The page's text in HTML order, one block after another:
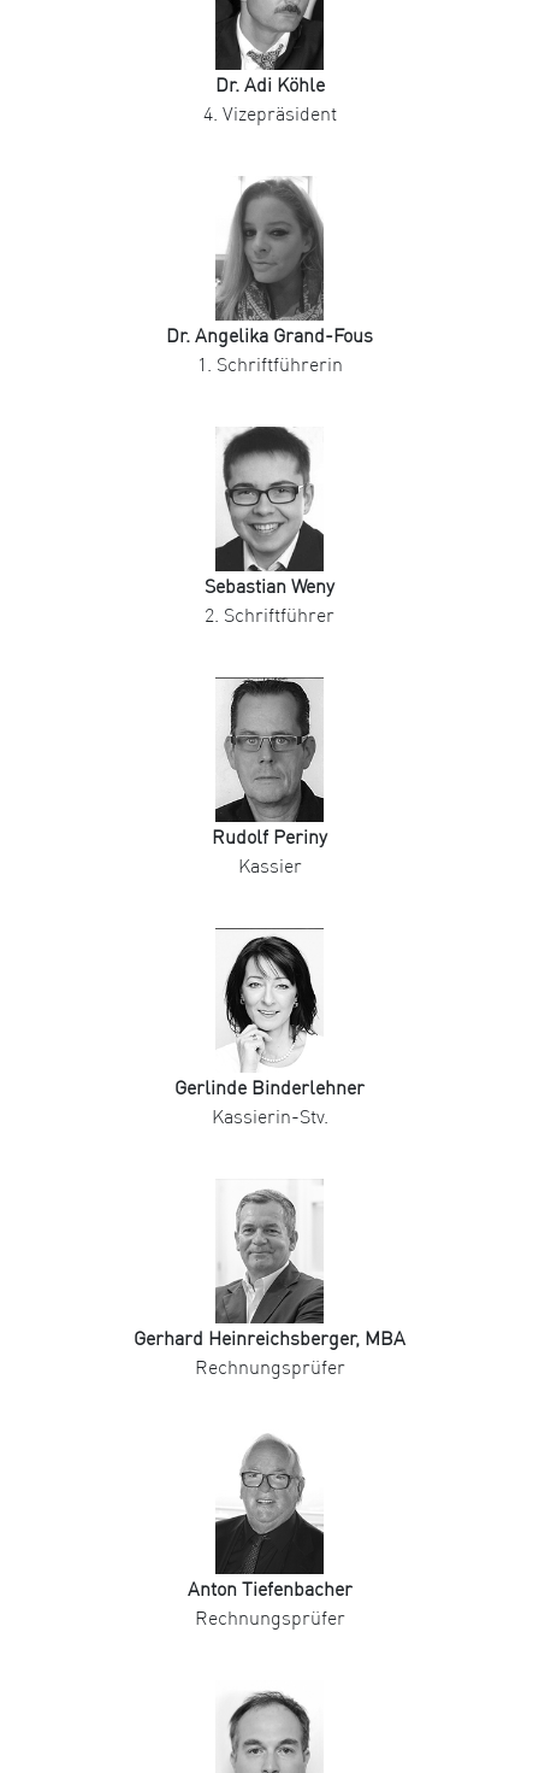
Dr. Adi Köhle
4. Vizepräsident
Dr. Angelika Grand-Fous
1. Schriftführerin
Sebastian Weny
2. Schriftführer
Rudolf Periny
Kassier
Gerlinde Binderlehner
Kassierin-Stv.
Gerhard Heinreichsberger, MBA
Rechnungsprüfer
Anton Tiefenbacher
Rechnungsprüfer